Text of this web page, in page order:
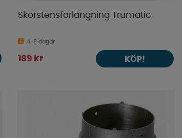
Skorstensförlängning Trumatic
4-9 dagar
189 kr KÖP!